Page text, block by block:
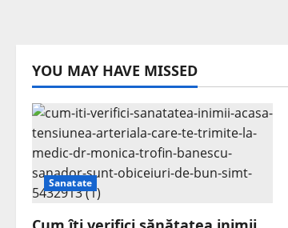
YOU MAY HAVE MISSED
Sanatate